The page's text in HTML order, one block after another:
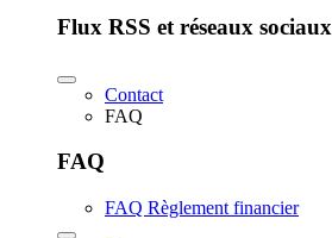
Flux RSS et réseaux sociaux
Contact
FAQ
FAQ
FAQ Règlement financier